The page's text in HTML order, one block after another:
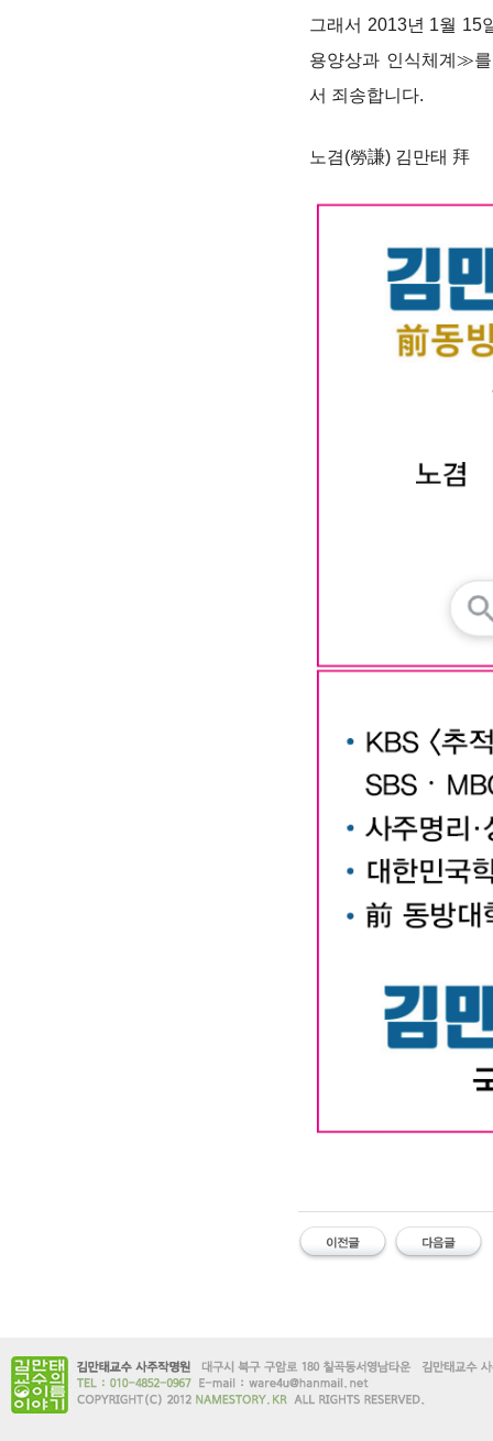
그래서 2013년 1월 15
용양상과 인식체계≫
서 죄송합니다.
노겸(勞謙) 김만태 拜